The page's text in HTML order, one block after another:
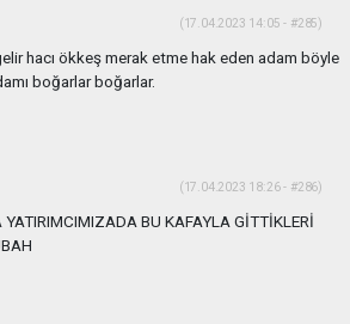
(17.04.2023 14:05 - #285)
hacı ökkeş merak etme hak eden adam böyle
boğarlar boğarlar.
(17.04.2023 18:26 - #286)
BU KAFAYLA GİTTİKLERİ